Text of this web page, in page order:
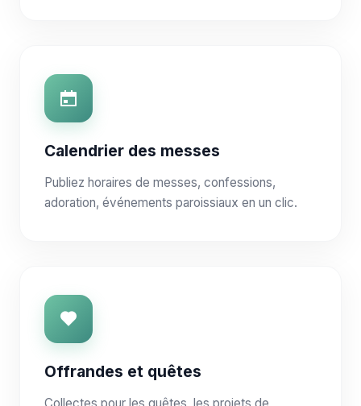
Calendrier des messes
Publiez horaires de messes, confessions,
adoration, événements paroissiaux en un clic.
Offrandes et quêtes